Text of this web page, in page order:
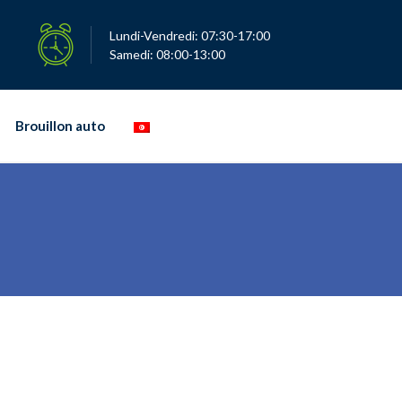
Lundi-Vendredi: 07:30-17:00
Samedi: 08:00-13:00
Brouillon auto